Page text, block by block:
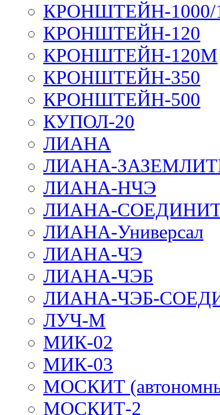
КРОНШТЕЙН-1000/
КРОНШТЕЙН-120
КРОНШТЕЙН-120М
КРОНШТЕЙН-350
КРОНШТЕЙН-500
КУПОЛ-20
ЛИАНА
ЛИАНА-
ЛИАНА-НЧЭ
ЛИАНА-
ЛИАНА-Универсал
ЛИАНА-ЧЭ
ЛИАНА-ЧЭБ
ЛИАНА-ЧЭБ-
ЛУЧ-М
МИК-02
МИК-03
МОСКИТ
МОСКИТ-2